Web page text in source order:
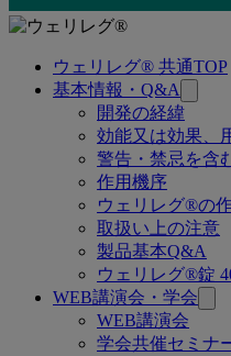
ウェリレグ® 共通TOP
基本情報・Q&A
開発の経緯
効能又は効果、
警告・禁忌を含
作用機序
ウェリレグ®の
取扱い上の注意
製品基本Q&A
ウェリレグ®錠
WEB講演会・学会
WEB講演会
学会共催セミナ